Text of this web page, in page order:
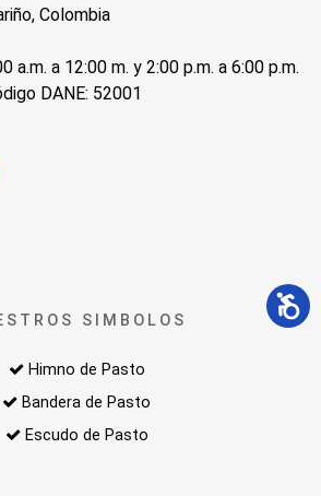
Colombia
a.m. a 12:00 m. y 2:00 p.m. a 6:00 p.m.
DANE: 52001
SIMBOLOS
Himno de Pasto
Bandera de Pasto
Escudo de Pasto